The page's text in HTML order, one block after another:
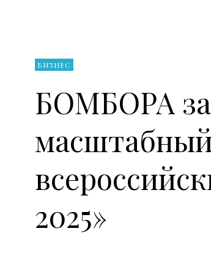
БИЗНЕС
БОМБОРА
2025»